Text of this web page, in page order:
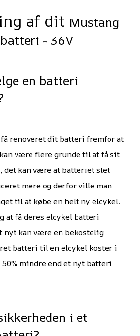
af dit Mustang
- 36V
en batteri
renoveret dit batteri fremfor at
være flere grunde til at få sit
det kan være at batteriet slet
mere og derfor ville man
til at købe en helt ny elcykel.
at få deres elcykel batteri
nyt kan være en bekostelig
batteri til en elcykel koster i
mindre end et nyt batteri
i et